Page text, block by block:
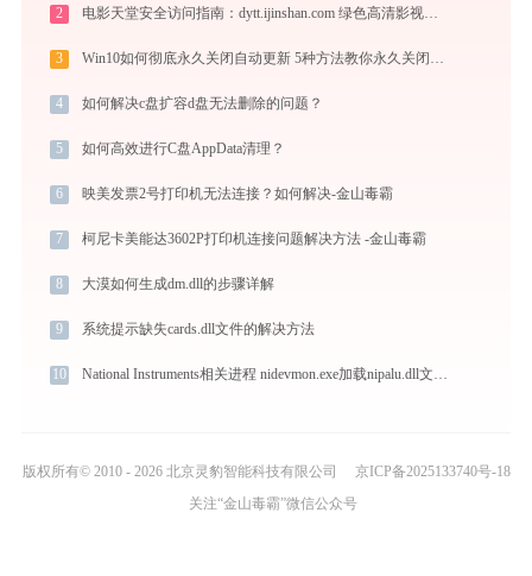
2 电影天堂安全访问指南：dytt.ijinshan.com 绿色高清影视资源获取秘籍
3 Win10如何彻底永久关闭自动更新 5种方法教你永久关闭win10自动更新
4 如何解决c盘扩容d盘无法删除的问题？
5 如何高效进行C盘AppData清理？
6 映美发票2号打印机无法连接？如何解决-金山毒霸
7 柯尼卡美能达3602P打印机连接问题解决方法 -金山毒霸
8 大漠如何生成dm.dll的步骤详解
9 系统提示缺失cards.dll文件的解决方法
10 National Instruments相关进程 nidevmon.exe加载nipalu.dll文件丢失处理办法
版权所有© 2010 - 2026 北京灵豹智能科技有限公司
京ICP备2025133740号-18
关注“金山毒霸”微信公众号